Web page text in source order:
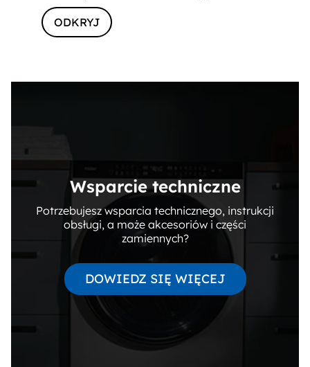
ODKRYJ
Wsparcie techniczne
Potrzebujesz wsparcia technicznego, instrukcji
obsługi, a może akcesoriów i części
zamiennych?
DOWIEDZ SIĘ WIĘCEJ